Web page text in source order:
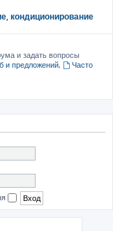
кондиционирование
и задать вопросы
и предложений,
Часто